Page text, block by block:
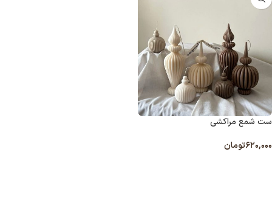
ست شمع مراکشی
۶۲۰,۰۰۰تومان